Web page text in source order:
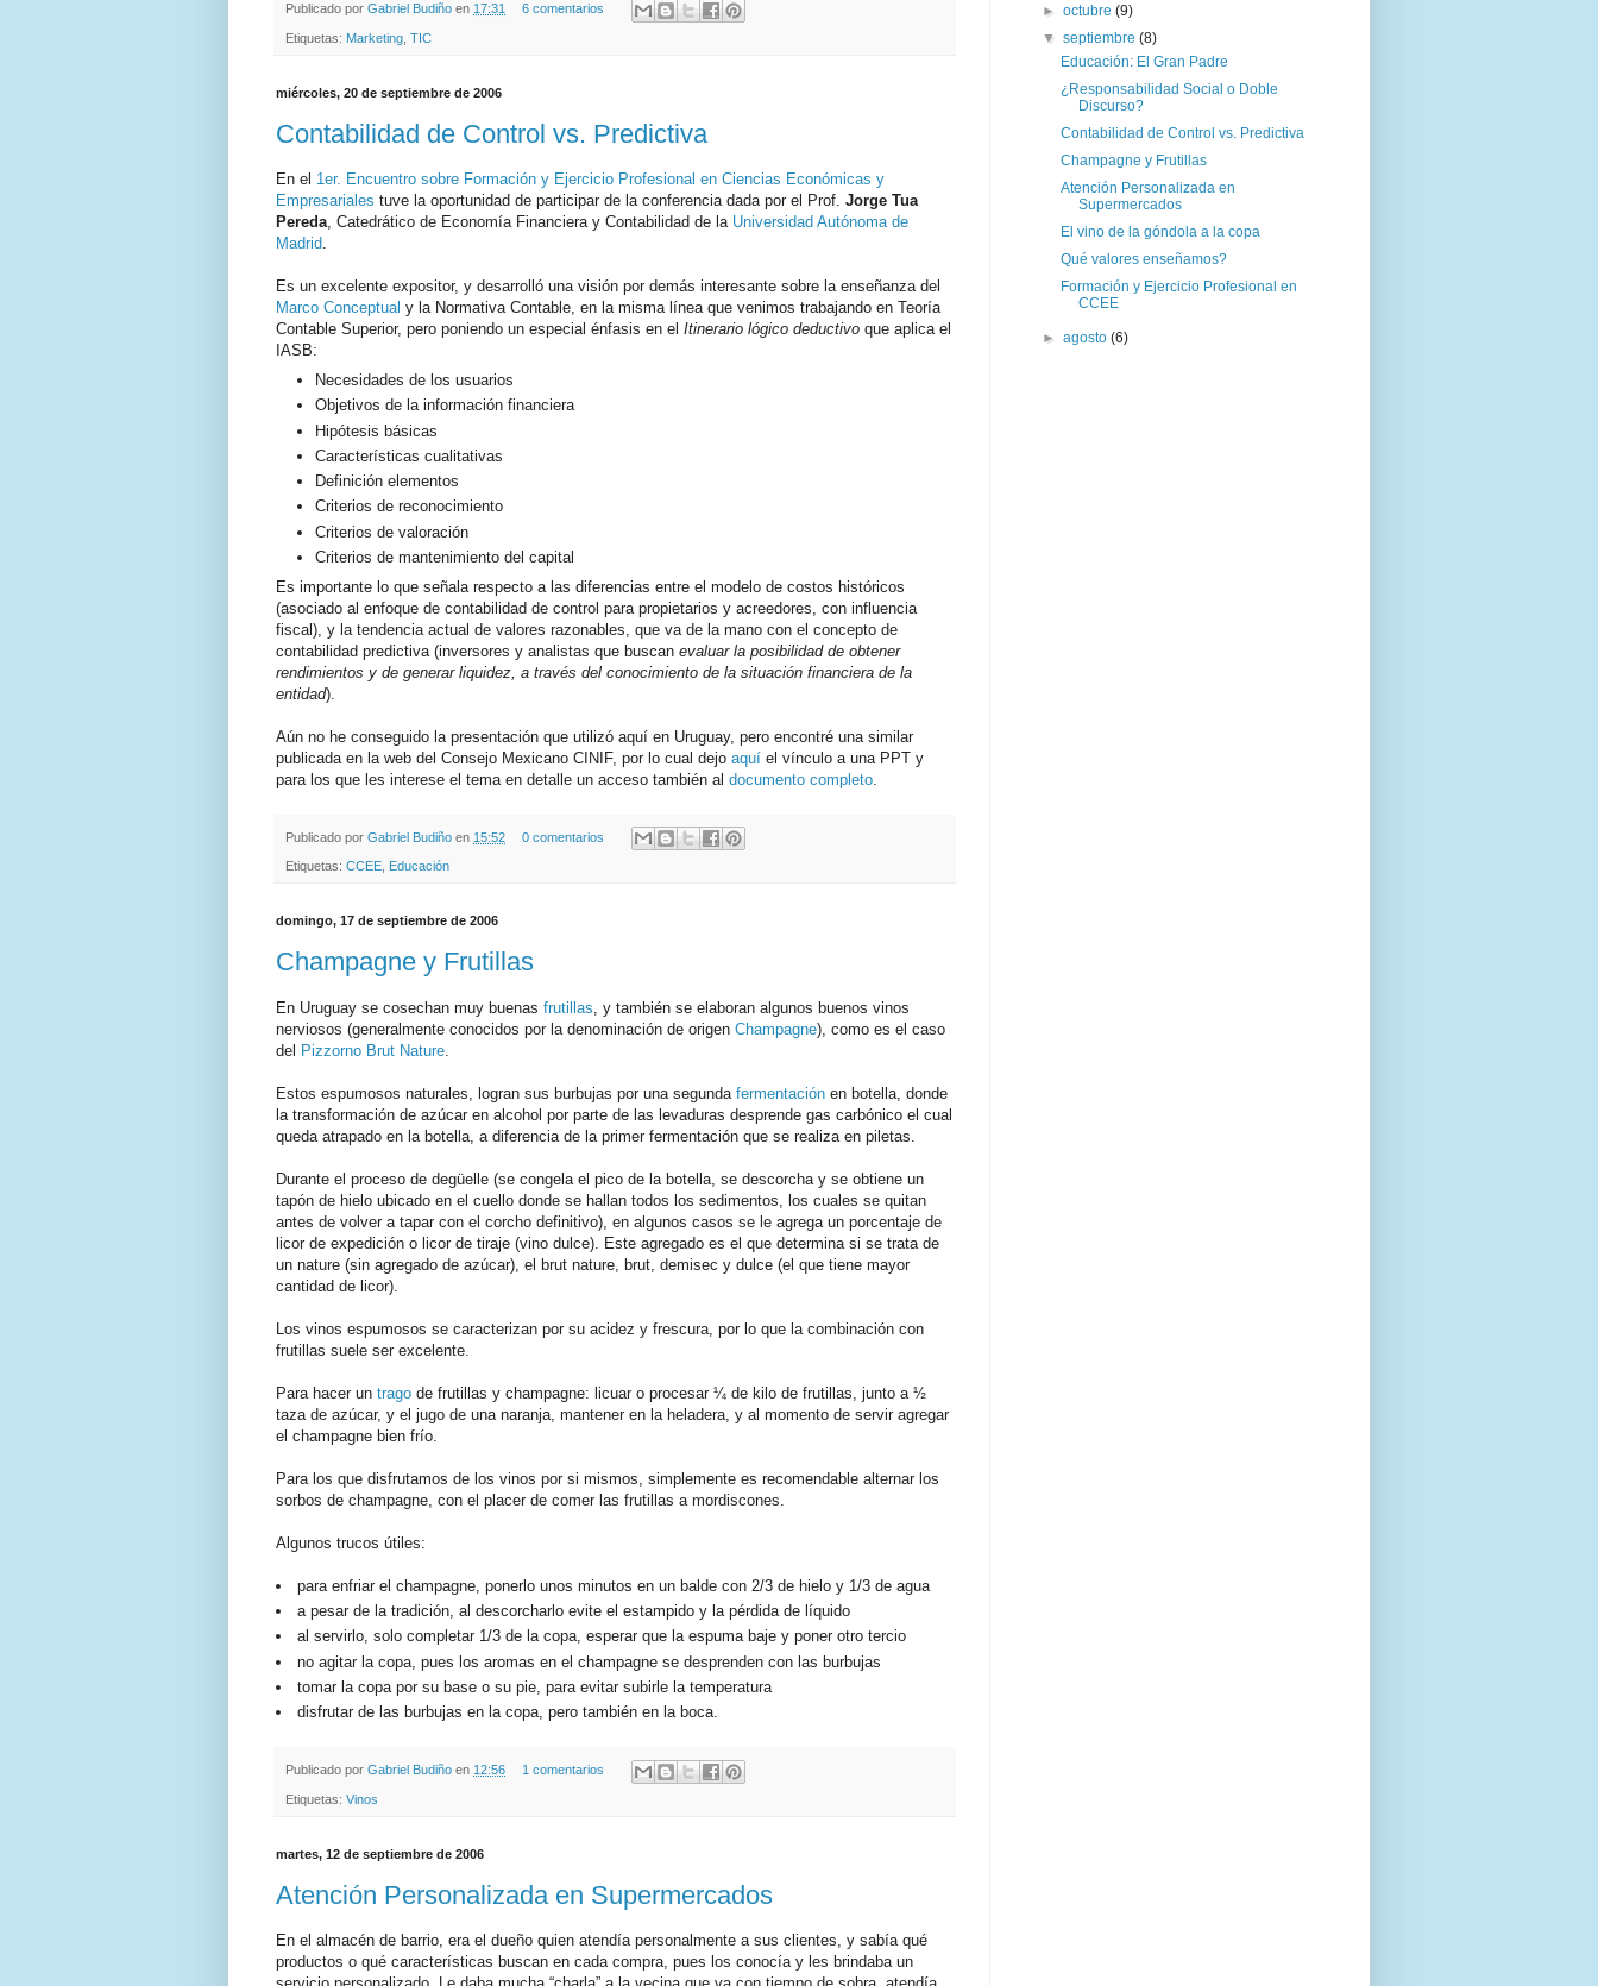
Publicado por Gabriel Budiño en 17:31 6 comentarios
Etiquetas: Marketing TIC
miércoles, 20 de septiembre de 2006
Contabilidad de Control vs. Predictiva
En el 1er. Encuentro sobre Formación y Ejercicio Profesional en Ciencias Económicas y
Empresariales tuve la oportunidad de participar de la conferencia dada por el Prof. Jorge Tua
Pereda, Catedrático de Economía Financiera y Contabilidad de la Universidad Autónoma de
Madrid.
Es un excelente expositor, y desarrolló una visión por demás interesante sobre la enseñanza del
Marco Conceptual y la Normativa Contable, en la misma línea que venimos trabajando en Teoría
Contable Superior, pero poniendo un especial énfasis en el Itinerario lógico deductivo que aplica el
IASB:
Necesidades de los usuarios
Objetivos de la información financiera
Hipótesis básicas
Características cualitativas
Definición elementos
Criterios de reconocimiento
Criterios de valoración
Criterios de mantenimiento del capital
Es importante lo que señala respecto a las diferencias entre el modelo de costos históricos
(asociado al enfoque de contabilidad de control para propietarios y acreedores, con influencia
fiscal), y la tendencia actual de valores razonables, que va de la mano con el concepto de
contabilidad predictiva (inversores y analistas que buscan evaluar la posibilidad de obtener
rendimientos y de generar liquidez, a través del conocimiento de la situación financiera de la
entidad).
Aún no he conseguido la presentación que utilizó aquí en Uruguay, pero encontré una similar
publicada en la web del Consejo Mexicano CINIF, por lo cual dejo aquí el vínculo a una PPT y
para los que les interese el tema en detalle un acceso también al documento completo
Publicado por Gabriel Budiño en 15:52 0 comentarios
Etiquetas: CCEE Educación
domingo, 17 de septiembre de 2006
Champagne y Frutillas
En Uruguay se cosechan muy buenas frutillas , y también se elaboran algunos buenos vinos
nerviosos (generalmente conocidos por la denominación de origen Champagne), como es el caso
del Pizzorno Brut Nature
Estos espumosos naturales, logran sus burbujas por una segunda fermentación en botella, donde
la transformación de azúcar en alcohol por parte de las levaduras desprende gas carbónico el cual
queda atrapado en la botella, a diferencia de la primer fermentación que se realiza en piletas.
Durante el proceso de degüelle (se congela el pico de la botella, se descorcha y se obtiene un
tapón de hielo ubicado en el cuello donde se hallan todos los sedimentos, los cuales se quitan
antes de volver a tapar con el corcho definitivo), en algunos casos se le agrega un porcentaje de
licor de expedición o licor de tiraje (vino dulce). Este agregado es el que determina si se trata de
un nature (sin agregado de azúcar), el brut nature, brut, demisec y dulce (el que tiene mayor
cantidad de licor).
Los vinos espumosos se caracterizan por su acidez y frescura, por lo que la combinación con
frutillas suele ser excelente.
Para hacer un trago de frutillas y champagne: licuar o procesar ¼ de kilo de frutillas, junto a ½
taza de azúcar, y el jugo de una naranja, mantener en la heladera, y al momento de servir agregar
el champagne bien frío.
Para los que disfrutamos de los vinos por si mismos, simplemente es recomendable alternar los
sorbos de champagne, con el placer de comer las frutillas a mordiscones.
Algunos trucos útiles:
para enfriar el champagne, ponerlo unos minutos en un balde con 2/3 de hielo y 1/3 de agua
a pesar de la tradición, al descorcharlo evite el estampido y la pérdida de líquido
al servirlo, solo completar 1/3 de la copa, esperar que la espuma baje y poner otro tercio
no agitar la copa, pues los aromas en el champagne se desprenden con las burbujas
tomar la copa por su base o su pie, para evitar subirle la temperatura
disfrutar de las burbujas en la copa, pero también en la boca.
Publicado por Gabriel Budiño en 12:56 1 comentarios
Etiquetas: Vinos
martes, 12 de septiembre de 2006
Atención Personalizada en Supermercados
En el almacén de barrio, era el dueño quien atendía personalmente a sus clientes, y sabía qué
productos o qué características buscan en cada compra, pues los conocía y les brindaba un
►octubre(9)
▼septiembre(8)
Educación: El Gran Padre
¿Responsabilidad Social o Doble
Discurso?
Contabilidad de Control vs. Predictiva
Champagne y Frutillas
Atención Personalizada en
Supermercados
El vino de la góndola a la copa
Qué valores enseñamos?
Formación y Ejercicio Profesional en
CCEE
►agosto(6)